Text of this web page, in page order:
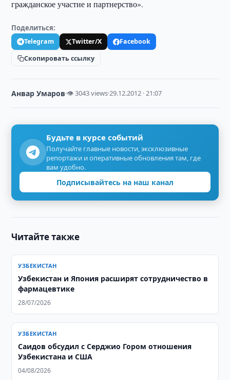
гражданское участие и партнерство».
Поделиться:
Telegram Twitter/X
Facebook
Скопировать ссылку
Анвар Умаров·👁 3043 views·29.12.2012 · 21:07
Будьте в курсе событий
Получайте главные новости, эксклюзивные
репортажи и оперативные обновления там, где
вам удобно.
Подписывайтесь на наш канал
Читайте также
УЗБЕКИСТАН
Узбекистан и Япония расширят сотрудничество в
фармацевтике
28/07/2026
УЗБЕКИСТАН
Саидов обсудил с Серджио Гором отношения
Узбекистана и США
04/08/2026